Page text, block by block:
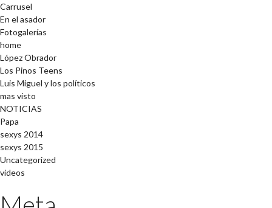
Carrusel
En el asador
Fotogalerías
home
López Obrador
Los Pinos Teens
Luis Miguel y los políticos
mas visto
NOTICIAS
Papa
sexys 2014
sexys 2015
Uncategorized
videos